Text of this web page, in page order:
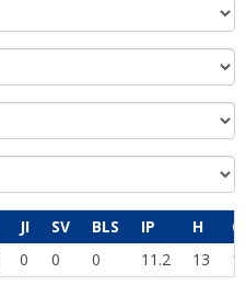
JI SV BLS IP H
0 0 0 11.2 13